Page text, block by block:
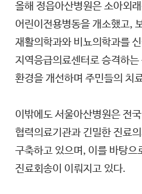
올해 정읍아산병원은 소아외
어린이전용병동을 개소했고,
재활의학과와 비뇨의학과를
지역응급의료센터로 승격하
환경을 개선하며 주민들의 치
이밖에도 서울아산병원은 전
협력의료기관과 긴밀한 진료
구축하고 있으며, 이를 바탕으
진료회송이 이뤄지고 있다.